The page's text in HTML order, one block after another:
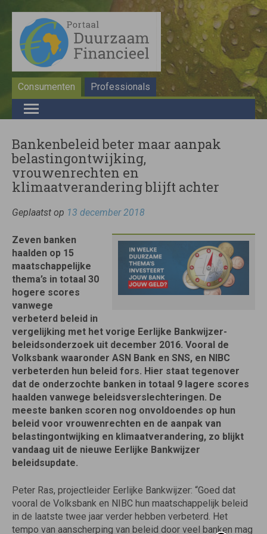
Consumenten Professionals
Bankenbeleid beter maar aanpak
belastingontwijking,
vrouwenrechten en
klimaatverandering blijft achter
Geplaatst op 13 december 2018
Zeven banken
haalden op 15
maatschappelijke
thema’s in totaal 30
hogere scores
vanwege
verbeterd beleid in
vergelijking met het vorige Eerlijke Bankwijzer-
beleidsonderzoek uit december 2016. Vooral de
Volksbank waaronder ASN Bank en SNS, en NIBC
verbeterden hun beleid fors. Hier staat tegenover
dat de onderzochte banken in totaal 9 lagere scores
haalden vanwege beleidsverslechteringen. De
meeste banken scoren nog onvoldoendes op hun
beleid voor vrouwenrechten en de aanpak van
belastingontwijking en klimaatverandering, zo blijkt
vandaag uit de nieuwe Eerlijke Bankwijzer
beleidsupdate.
Peter Ras, projectleider Eerlijke Bankwijzer: “Goed dat
vooral de Volksbank en NIBC hun maatschappelijk beleid
in de laatste twee jaar verder hebben verbeterd. Het
tempo van aanscherping van beleid door veel banken mag